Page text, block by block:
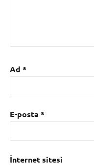
Ad *
E-posta *
İnternet sitesi